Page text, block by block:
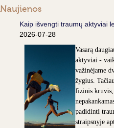
Naujienos
Kaip išvengti traumų aktyviai
2026-07-28
Vasarą
aktyviai -
važinėjame
žygius.
fizinis krūvis,
padidinti
straipsnyje